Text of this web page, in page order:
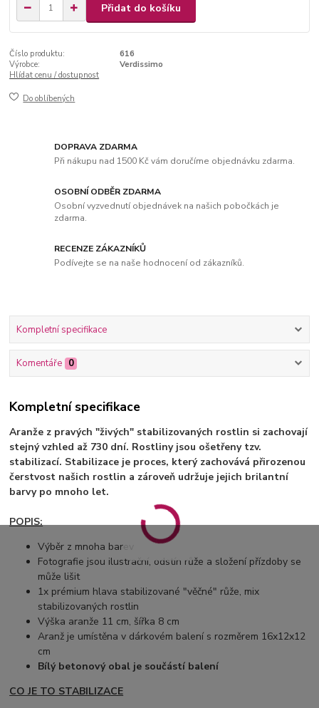
Přidat do košíku
Číslo produktu:
616
Výrobce:
Verdissimo
Hlídat cenu / dostupnost
Do oblíbených
DOPRAVA ZDARMA
Při nákupu nad 1500 Kč vám doručíme objednávku zdarma.
OSOBNÍ ODBĚR ZDARMA
Osobní vyzvednutí objednávek na našich pobočkách je
zdarma.
RECENZE ZÁKAZNÍKŮ
Podívejte se na naše hodnocení od zákazníků.
Kompletní specifikace
Komentáře 0
Kompletní specifikace
Aranže z pravých "živých" stabilizovaných rostlin si zachovají
stejný vzhled až 730 dní. Rostliny jsou ošetřeny tzv.
stabilizací. Stabilizace je proces, který zachovává přirozenou
čerstvost našich rostlin a zároveň udržuje jejich brilantní
barvy po mnoho let.
POPIS:
Výběr z mnoha barev
Fotografie jsou ilustrační, odstín růže a složení přízdoby se
může lišit
1x prémium hlava stabilizované "věčné" růže, mix
stabilizovaných rostlin
Výška aranže 11 cm, šířka 8 cm
Aranž je umístěna v dárkovém balení s rozměrem 16x12x12
cm
Bílý betonový obal je součástí balení
CO JE TO STABILIZACE